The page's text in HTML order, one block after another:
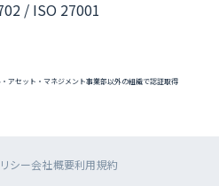
アセット・マネジメント事業部以外の組織で認証取得
シー会社概要利用規約